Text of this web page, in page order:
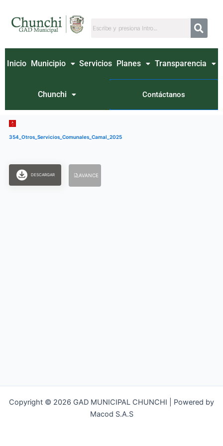
contenido
Inicio Municipio Servicios Planes Transparencia
Chunchi Contáctanos
354_Otros_Servicios_Comunales_Camal_2025
DESCARGAR AVANCE
Copyright © 2026 GAD MUNICIPAL CHUNCHI | Powered by
Macod S.A.S